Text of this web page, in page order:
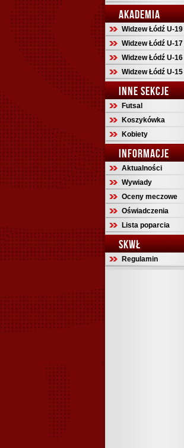
AKADEMIA
Widzew Łódź U-19
Widzew Łódź U-17
Widzew Łódź U-16
Widzew Łódź U-15
INNE SEKCJE
Futsal
Koszykówka
Kobiety
INFORMACJE
Aktualności
Wywiady
Oceny meczowe
Oświadczenia
Lista poparcia
SKWŁ
Regulamin